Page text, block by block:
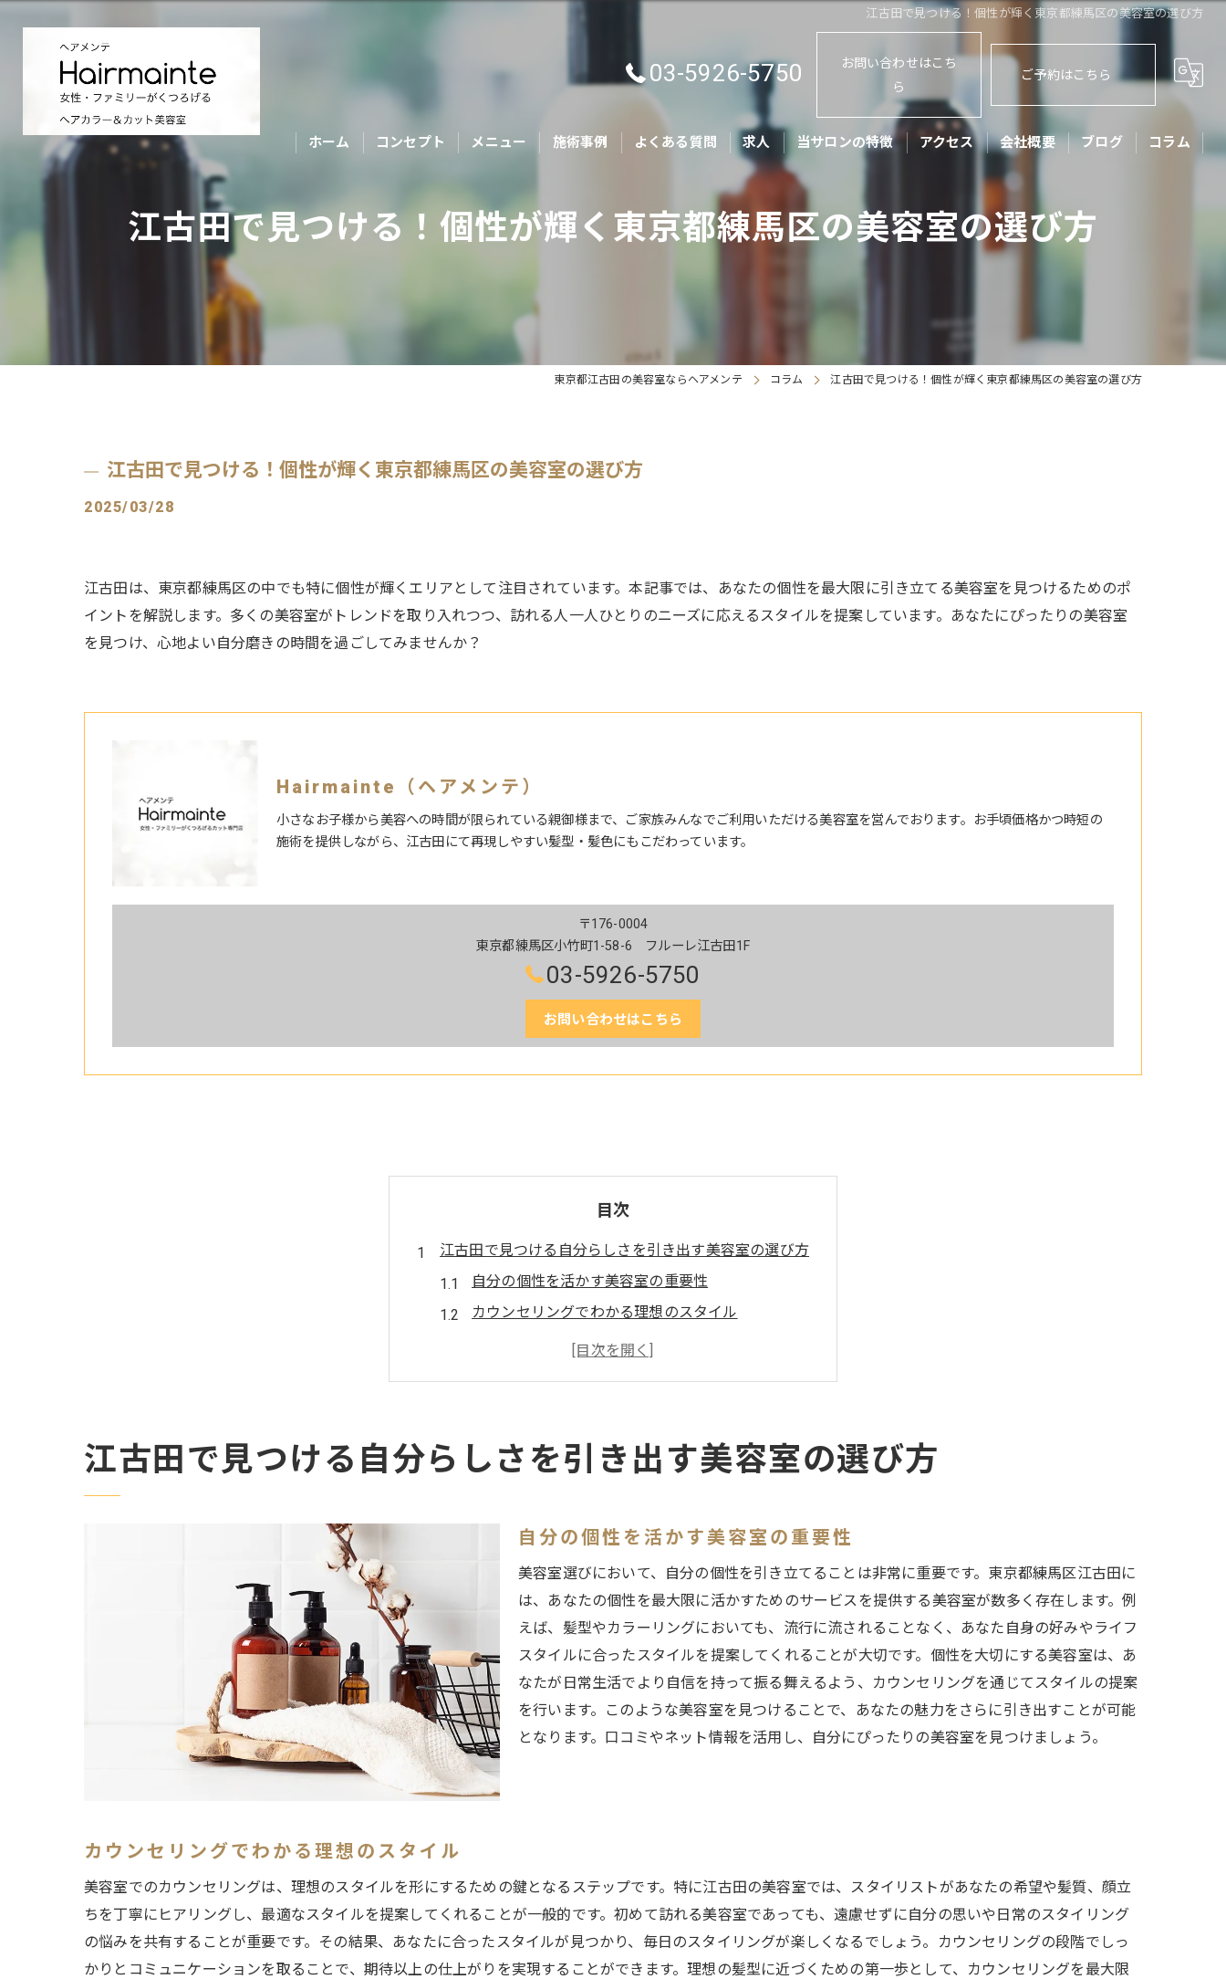
江古田で見つける！個性が輝く東京都練馬区の美容室の選び方
03-5926-5750
お問い合わせはこち
ら
ご予約はこちら
ホーム コンセプト メニュー 施術事例 よくある質問 求人 当サロンの特徴
キッズカット
トリートメント
アクセス 会社概要 ブログ コラム
江古田で見つける！個性が輝く東京都練馬区の美容室の選び方
東京都江古田の美容室ならヘアメンテ コラム 江古田で見つける！個性が輝く東京都練馬区の美容室の選び方
江古田で見つける！個性が輝く東京都練馬区の美容室の選び方
2025/03/28
江古田は、東京都練馬区の中でも特に個性が輝くエリアとして注目されています。本記事では、あなたの個性を最大限に引き立てる美容室を見つけるためのポ
イントを解説します。多くの美容室がトレンドを取り入れつつ、訪れる人一人ひとりのニーズに応えるスタイルを提案しています。あなたにぴったりの美容室
を見つけ、心地よい自分磨きの時間を過ごしてみませんか？
Hairmainte（ヘアメンテ）
小さなお子様から美容への時間が限られている親御様まで、ご家族みんなでご利用いただける美容室を営んでおります。お手頃価格かつ時短の
施術を提供しながら、江古田にて再現しやすい髪型・髪色にもこだわっています。
〒176-0004
東京都練馬区小竹町1-58-6 フルーレ江古田1F
03-5926-5750
お問い合わせはこちら
目次
江古田で見つける自分らしさを引き出す美容室の選び方
自分の個性を活かす美容室の重要性
カウンセリングでわかる理想のスタイル
口コミから探る信頼できる美容室
東京都練馬区江古田で注目の美容室が提案するスタイル
トレンドを意識したヘアデザイン
美容室が提供する個性的なカット
カラーテクニックで新しい自分に
スタイル維持のためのホームケア方法
個性を輝かせる江古田の美容室で特別な体験を
リラックスできるサロンの雰囲気
江古田ならではの特別なサービス
スタイリストとの信頼関係を築く
自己表現としてのヘアスタイル
スタイルチェンジで気分をリフレッシュ
江古田で見つける自分らしさを引き出す美容室の選び方
自分の個性を活かす美容室の重要性
美容室選びにおいて、自分の個性を引き立てることは非常に重要です。東京都練馬区江古田に
は、あなたの個性を最大限に活かすためのサービスを提供する美容室が数多く存在します。例
えば、髪型やカラーリングにおいても、流行に流されることなく、あなた自身の好みやライフ
スタイルに合ったスタイルを提案してくれることが大切です。個性を大切にする美容室は、あ
なたが日常生活でより自信を持って振る舞えるよう、カウンセリングを通じてスタイルの提案
を行います。このような美容室を見つけることで、あなたの魅力をさらに引き出すことが可能
となります。口コミやネット情報を活用し、自分にぴったりの美容室を見つけましょう。
カウンセリングでわかる理想のスタイル
美容室でのカウンセリングは、理想のスタイルを形にするための鍵となるステップです。特に江古田の美容室では、スタイリストがあなたの希望や髪質、顔立
ちを丁寧にヒアリングし、最適なスタイルを提案してくれることが一般的です。初めて訪れる美容室であっても、遠慮せずに自分の思いや日常のスタイリング
の悩みを共有することが重要です。その結果、あなたに合ったスタイルが見つかり、毎日のスタイリングが楽しくなるでしょう。カウンセリングの段階でしっ
かりとコミュニケーションを取ることで、期待以上の仕上がりを実現することができます。理想の髪型に近づくための第一歩として、カウンセリングを最大限